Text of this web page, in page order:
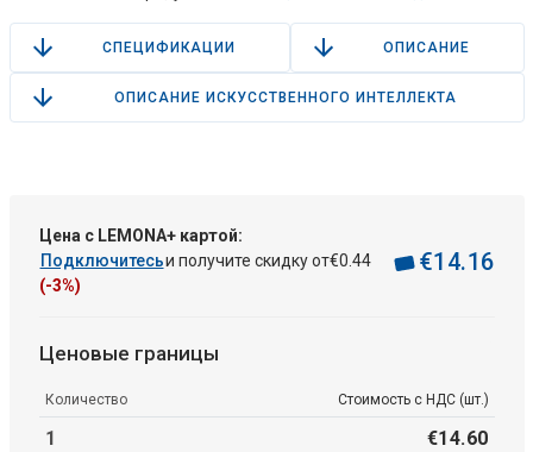
СПЕЦИФИКАЦИИ ОПИСАНИЕ
ОПИСАНИЕ ИСКУССТВЕННОГО ИНТЕЛЛЕКТА
Цена с LEMONA+ картой:
Подключитесьи получите скидку от€0.44
(-3%)
€14.16
Ценовые границы
Количество Стоимость с НДС (шт.)
1 €14.60